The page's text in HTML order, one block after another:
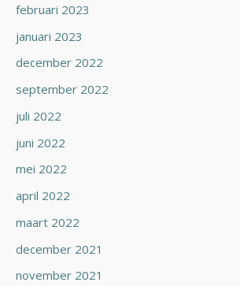
februari 2023
januari 2023
december 2022
september 2022
juli 2022
juni 2022
mei 2022
april 2022
maart 2022
december 2021
november 2021